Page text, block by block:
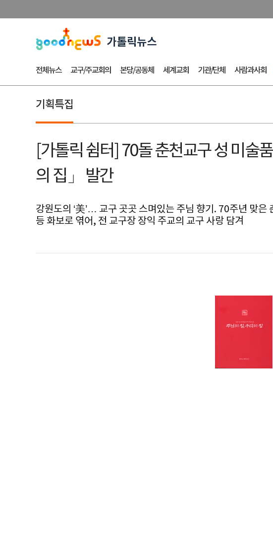
전체뉴스 교구/주교회의 본당/공동체 세계교회 기관/단체 사람과사회
기획특집
[가톨릭 쉼터] 70돌 춘천교구 성 미술
의 집」 발간
강원도의 ‘美’… 교구 곳곳 스며있는 주님 향기. 70주년 맞은
등 화보로 엮어, 전 교구장 장익 주교의 교구 사랑 담겨